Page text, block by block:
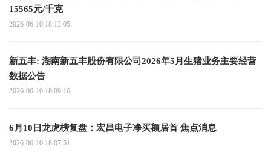
15565元/千克
2026-06-10 18:13:05
新五丰: 湖南新五丰股份有限公司2026年5月生猪业务主要经营
数据公告
2026-06-10 18:09:16
6月10日龙虎榜复盘：宏昌电子净买额居首 焦点消息
2026-06-10 18:07:51